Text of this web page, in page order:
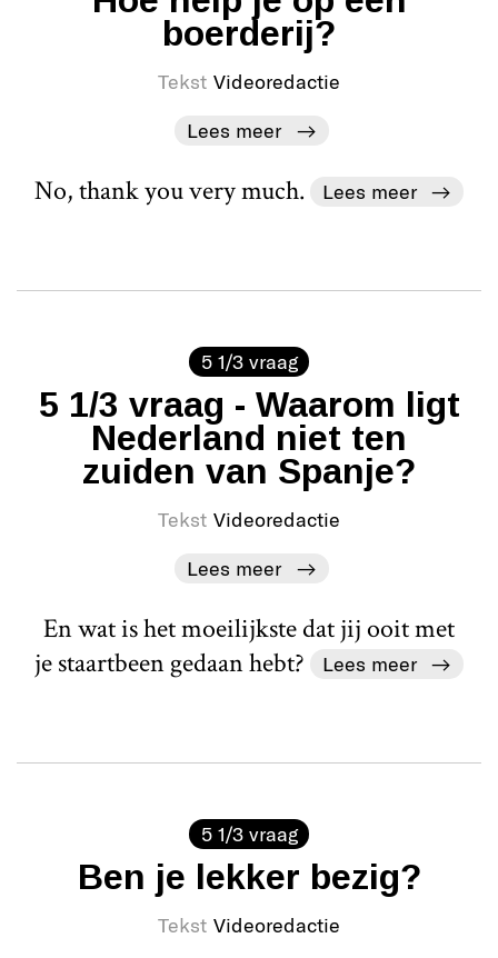
boerderij?
Tekst Videoredactie
Lees meer
No, thank you very much. Lees meer
5 1/3 vraag
5 1/3 vraag - Waarom ligt
Nederland niet ten
zuiden van Spanje?
Tekst Videoredactie
Lees meer
En wat is het moeilijkste dat jij ooit met
je staartbeen gedaan hebt?
Lees meer
5 1/3 vraag
Ben je lekker bezig?
Tekst Videoredactie